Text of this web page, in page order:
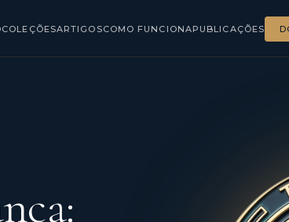
COLEÇÕESARTIGOSCOMO FUNCIONAPUBLICAÇÕES